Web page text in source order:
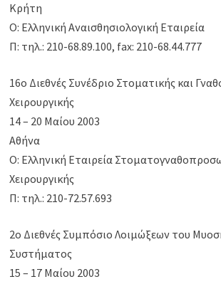
Κρήτη
Ο: Ελληνική Αναισθησιολογική Εταιρεία
Π: τηλ.: 210-68.89.100, fax: 210-68.44.777
16ο Διεθνές Συνέδριο Στοματικής και
Χειρουργικής
14 – 20 Μαίου 2003
Αθήνα
Ο: Ελληνική Εταιρεία
Χειρουργικής
Π: τηλ.: 210-72.57.693
2ο Διεθνές Συμπόσιο Λοιμώξεων του
Συστήματος
15 – 17 Μαίου 2003